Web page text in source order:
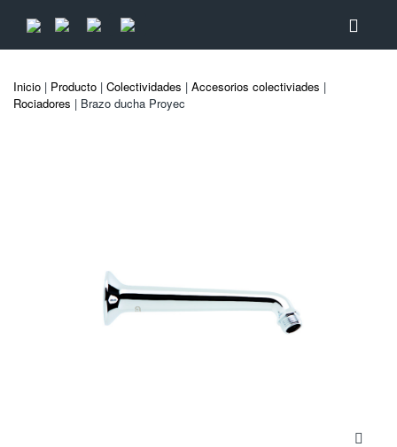
Inicio | Producto | Colectividades | Accesorios colectiviades |
Rociadores | Brazo ducha Proyec